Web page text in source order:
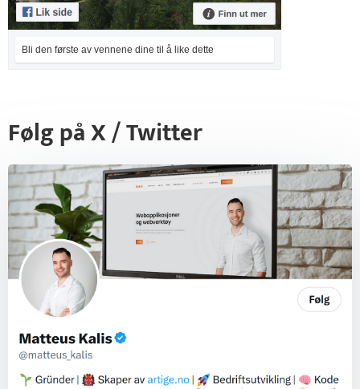
Bli den første av vennene dine til å like dette
Følg på X / Twitter